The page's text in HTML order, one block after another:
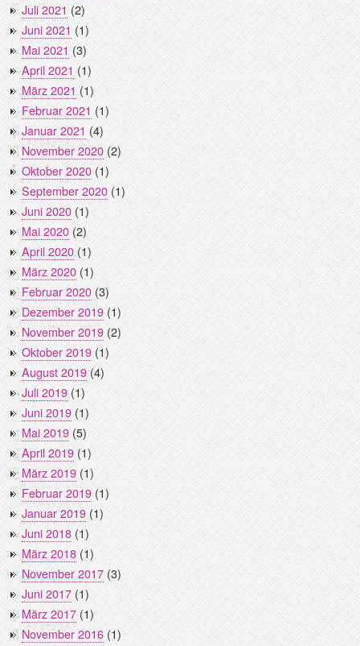
Juli 2021(2)
Juni 2021(1)
Mai 2021(3)
April 2021(1)
März 2021(1)
Februar 2021(1)
Januar 2021(4)
November 2020(2)
Oktober 2020(1)
September 2020(1)
Juni 2020(1)
Mai 2020(2)
April 2020(1)
März 2020(1)
Februar 2020(3)
Dezember 2019(1)
November 2019(2)
Oktober 2019(1)
August 2019(4)
Juli 2019(1)
Juni 2019(1)
Mai 2019(5)
April 2019(1)
März 2019(1)
Februar 2019(1)
Januar 2019(1)
Juni 2018(1)
März 2018(1)
November 2017(3)
Juni 2017(1)
März 2017(1)
November 2016(1)